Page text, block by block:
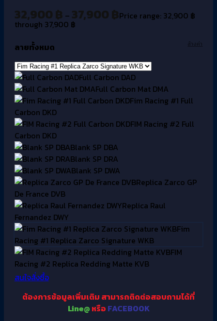
32,900 ฿ – 37,900 ฿Price range: 32,900 ฿
through 37,900 ฿
ลายทั้งหมด
Full Carbon DAD
Full Carbon Mat DMA
Fim Racing #1 Full
Carbon DKD
FIM Racing #2 Full
Carbon DKD
Blank SP DBA
Blank SP DRA
Blank SP DWA
Replica Zarco GP
De France DVB
Replica Raul
Fernandez DWY
Fim
Racing #1 Replica Zarco Signature WKB
FIM
Racing #2 Replica Redding Matte KVB
ล้างค่า
สนใจสั่งซื้อ
ต้องการข้อมูลเพิ่มเติม สามารถติดต่อสอบถามได้ที่
Line@ หรือ FACEBOOK